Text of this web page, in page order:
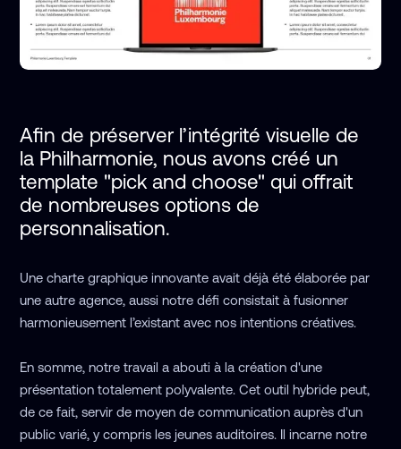
Afin de préserver l’intégrité visuelle de
la Philharmonie, nous avons créé un
template "pick and choose" qui offrait
de nombreuses options de
personnalisation.
Une charte graphique innovante avait déjà été élaborée par
une autre agence, aussi notre défi consistait à fusionner
harmonieusement l’existant avec nos intentions créatives.
En somme, notre travail a abouti à la création d'une
présentation totalement polyvalente. Cet outil hybride peut,
de ce fait, servir de moyen de communication auprès d'un
public varié, y compris les jeunes auditoires. Il incarne notre